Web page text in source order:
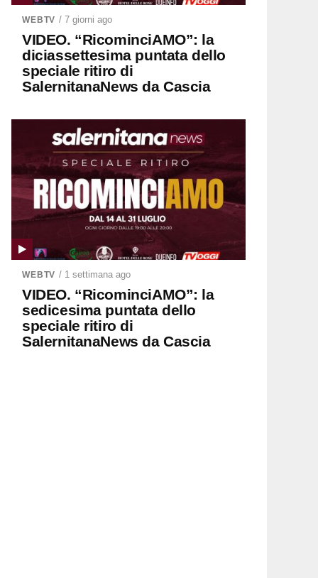
WEBTV / 7 giorni ago
VIDEO. “RicominciAMO”: la
diciassettesima puntata dello
speciale ritiro di
SalernitanaNews da Cascia
WEBTV / 1 settimana ago
VIDEO. “RicominciAMO”: la
sedicesima puntata dello
speciale ritiro di
SalernitanaNews da Cascia